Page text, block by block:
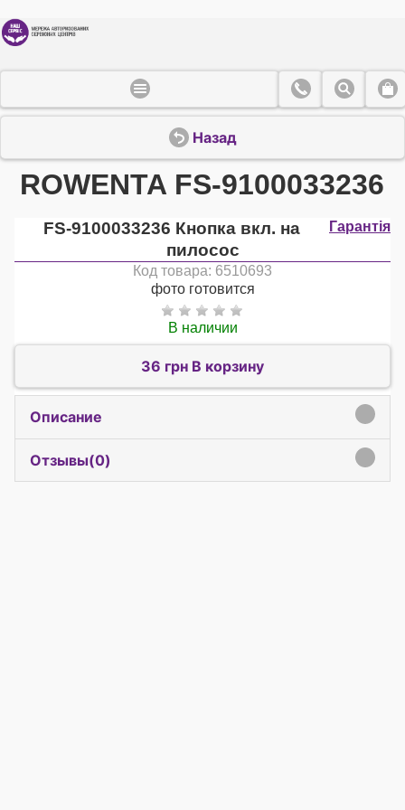
Назад
ROWENTA FS-9100033236
Гарантія
FS-9100033236 Кнопка вкл. на
пилосос
Код товара: 6510693
фото готовится
В наличии
36 грн В корзину
Описание
Отзывы(0)